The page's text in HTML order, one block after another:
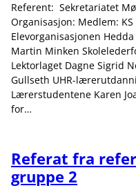
Referent: Sekretariatet
Organisasjon: Medlem:
Elevorganisasjonen
Martin Minken
Lektorlaget Dagne Sigrid
Gullseth UHR-
Lærerstudentene Karen
for…
Referat fra
gruppe 2